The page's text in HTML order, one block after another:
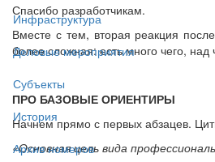
Инфраструктура
Деловые мероприятия
Субъекты
История
Архив номеров
Спасибо разработчикам.
Вместе с тем, вторая реакция
более сложная: есть много чего, над
ПРО БАЗОВЫЕ ОРИЕНТИРЫ
Начнем прямо с первых абзацев.
«Основная цель вида